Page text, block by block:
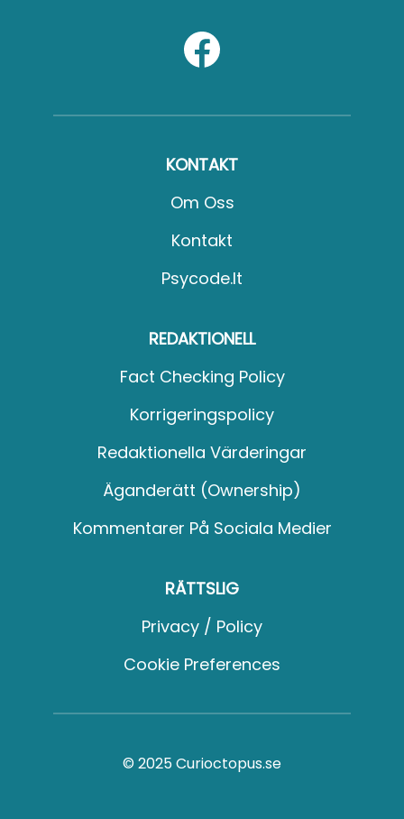
KONTAKT
Om Oss
Kontakt
Psycode.it
REDAKTIONELL
Fact Checking Policy
Korrigeringspolicy
Redaktionella Värderingar
Äganderätt (Ownership)
Kommentarer På Sociala Medier
RÄTTSLIG
Privacy / Policy
Cookie Preferences
© 2025 Curioctopus.se